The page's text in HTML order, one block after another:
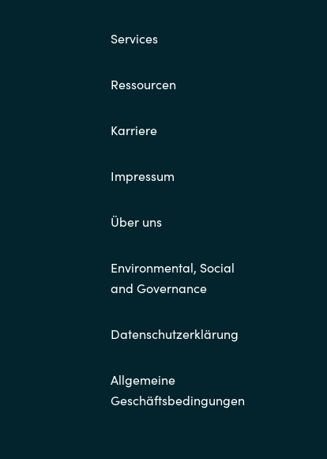
Services
Ressourcen
Karriere
Impressum
Über uns
Environmental, Social
and Governance
Datenschutzerklärung
Allgemeine
Geschäftsbedingungen